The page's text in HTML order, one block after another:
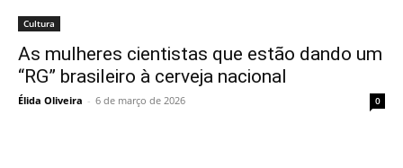
Cultura
As mulheres cientistas que estão dando um
“RG” brasileiro à cerveja nacional
Élida Oliveira - 6 de março de 2026 0